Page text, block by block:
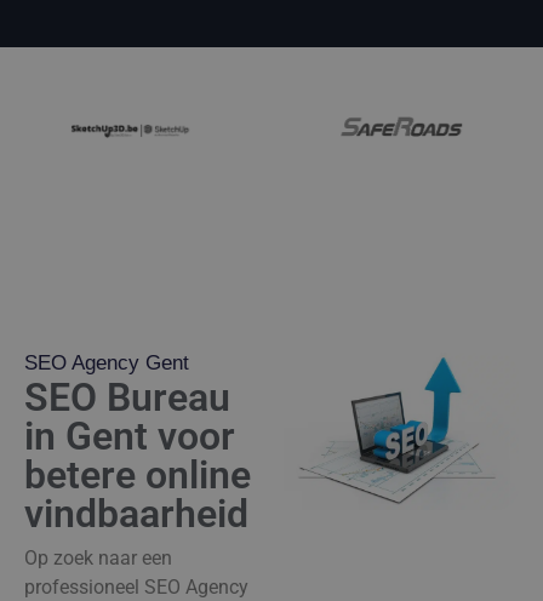
SEO Agency Gent
SEO Bureau
in Gent voor
betere online
vindbaarheid
Op zoek naar een
professioneel SEO Agency